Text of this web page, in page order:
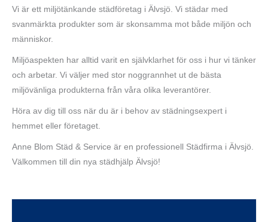
Vi är ett miljötänkande städföretag i Älvsjö. Vi städar med
svanmärkta produkter som är skonsamma mot både miljön och
människor.
Miljöaspekten har alltid varit en självklarhet för oss i hur vi tänker
och arbetar. Vi väljer med stor noggrannhet ut de bästa
miljövänliga produkterna från våra olika leverantörer.
Höra av dig till oss när du är i behov av städningsexpert i
hemmet eller företaget.
Anne Blom Städ & Service är en professionell Städfirma i Älvsjö.
Välkommen till din nya städhjälp Älvsjö!